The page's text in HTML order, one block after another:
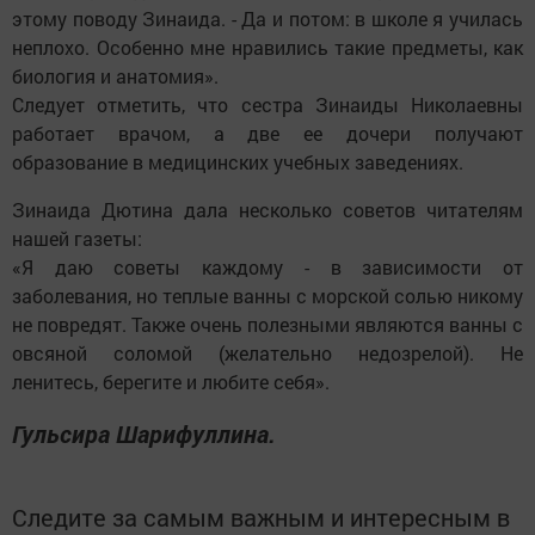
этому поводу Зинаида. - Да и потом: в школе я училась
неплохо. Особенно мне нравились такие предметы, как
биология и анатомия».
Следует отметить, что сестра Зинаиды Николаевны
работает врачом, а две ее дочери получают
образование в медицинских учебных заведениях.
Зинаида Дютина дала несколько советов читателям
нашей газеты:
«Я даю советы каждому - в зависимости от
заболевания, но теплые ванны с морской солью никому
не повредят. Также очень полезными являются ванны с
овсяной соломой (желательно недозрелой). Не
ленитесь, берегите и любите себя».
Гульсира Шарифуллина.
Следите за самым важным и интересным в